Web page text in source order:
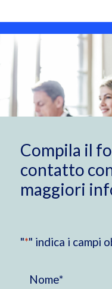
Compila il
contatto
maggiori
"*" indica i campi